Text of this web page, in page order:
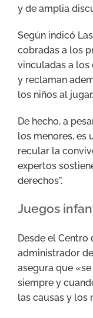
y de amplia
Según indicó
cobradas a los
vinculadas a los
y reclaman
los niños al jugar.
De hecho, a
los menores, es
recular la
expertos
derechos”.
Juegos
Desde el
administrador
asegura que
siempre y
las causas y los